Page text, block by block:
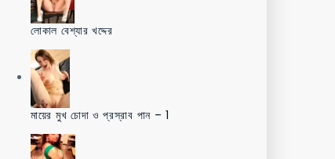
লোকাল বেশ্যার খদ্দের
মায়ের মুখ চোদা ও প্রস্রাব পান – 1